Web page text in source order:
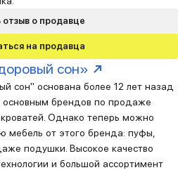
отзыв о продавце
на продавца
сон»
сон" основана более 12 лет назад
основным брендов по продаже
Однако теперь можно
мебель от этого бренда: пуфы,
подушки. Высокое качество
и большой ассортимент